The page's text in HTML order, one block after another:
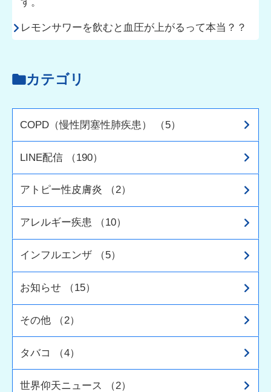
レモンサワーを飲むと血圧が上がるって本当？？
カテゴリ
COPD（慢性閉塞性肺疾患） （5）
LINE配信 （190）
アトピー性皮膚炎 （2）
アレルギー疾患 （10）
インフルエンザ （5）
お知らせ （15）
その他 （2）
タバコ （4）
世界仰天ニュース （2）